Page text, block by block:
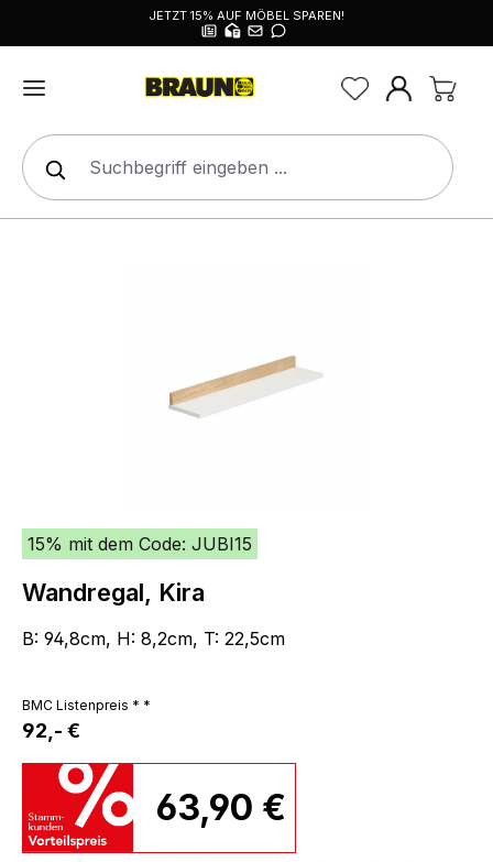
JETZT 15% AUF MÖBEL SPAREN!
15% mit dem Code: JUBI15
Wandregal, Kira
B: 94,8cm, H: 8,2cm, T: 22,5cm
BMC Listenpreis * *
92,- €
63,90 €